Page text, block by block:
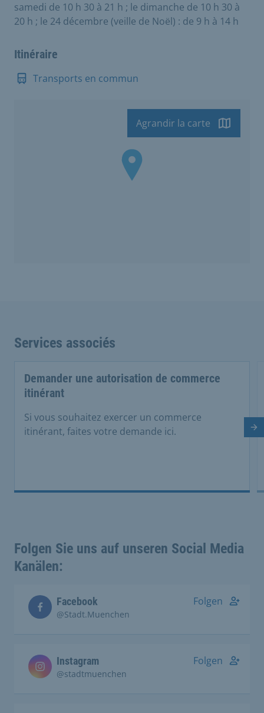
samedi de 10 h 30 à 21 h ; le dimanche de 10 h 30 à
20 h ; le 24 décembre (veille de Noël) : de 9 h à 14 h
Itinéraire
Transports en commun
Agrandir la carte
Services associés
Demander une autorisation de commerce
itinérant
Si vous souhaitez exercer un commerce
itinérant, faites votre demande ici.
Folgen Sie uns auf unseren Social Media
Kanälen:
Facebook
@Stadt.Muenchen
Folgen
Instagram
@stadtmuenchen
Folgen